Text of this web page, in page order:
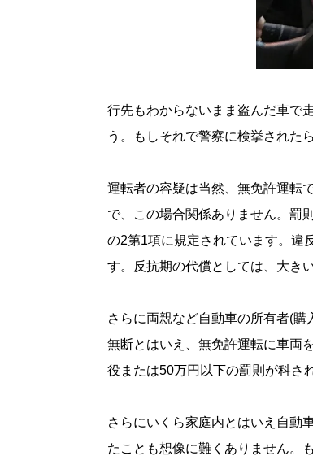
行先もわからないまま盗んだ車で
う。もしそれで警察に検挙された
運転者の容疑は当然、無免許運転
で、この場合関係ありません。罰
の2第1項に規定されています。違
す。反抗期の代償としては、大き
さらに両親など自動車の所有者(
無断とはいえ、無免許運転に車両
役または50万円以下の罰則が科さ
さらにいくら家庭内とはいえ自動
たことも想像に難くありません。